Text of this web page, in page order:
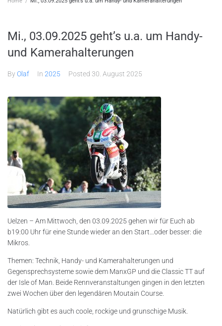
Mi., 03.09.2025 geht’s u.a. um Handy-
und Kamerahalterungen
ByOlaf In 2025 Posted 30. August 2025
Uelzen – Am Mittwoch, den 03.09.2025 gehen wir für Euch ab
b19:00 Uhr für eine Stunde wieder an den Start…oder besser: die
Mikros.
Themen: Technik, Handy- und Kamerahalterungen und
Gegensprechsysteme sowie dem ManxGP und die Classic TT auf
der Isle of Man. Beide Rennveranstaltungen gingen in den letzten
zwei Wochen über den legendären Moutain Course.
Natürlich gibt es auch coole, rockige und grunschige Musik.